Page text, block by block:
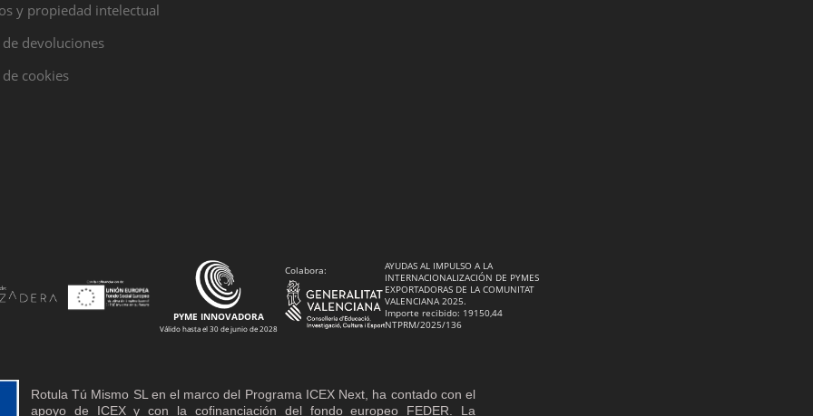
y propiedad intelectual
devoluciones
cookies
PYME INNOVADORA
Válido hasta el 30 de junio de 2028
Colabora:
AYUDAS AL IMPULSO A LA
INTERNACIONALIZACIÓN DE PYMES
EXPORTADORAS DE LA COMUNITAT
VALENCIANA 2025.
Importe recibido: 19150,44
NTPRM/2025/136
Rotula Tú Mismo SL en el marco del Programa ICEX Next, ha contado con el
apoyo de ICEX y con la cofinanciación del fondo europeo FEDER. La